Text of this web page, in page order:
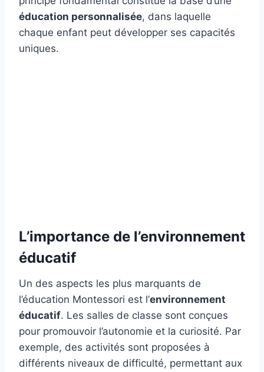
éducation personnalisée, dans laquelle
chaque enfant peut développer ses capacités
uniques.
L’importance de l’environnement
éducatif
Un des aspects les plus marquants de
l’éducation Montessori est l’environnement
éducatif. Les salles de classe sont conçues
pour promouvoir l’autonomie et la curiosité. Par
exemple, des activités sont proposées à
différents niveaux de difficulté, permettant aux